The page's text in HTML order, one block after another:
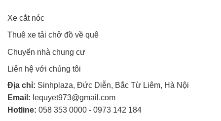
Xe cắt nóc
Thuê xe tải chở đồ về quê
Chuyển nhà chung cư
Liên hệ với chúng tôi
Địa chỉ: Sinhplaza, Đức Diễn, Bắc Từ Liêm, Hà Nội
Email: lequyet973@gmail.com
Hotline: 058 353 0000 - 0973 142 184